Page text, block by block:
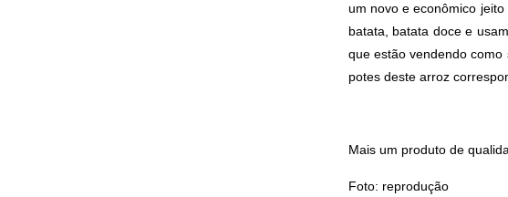
um novo e econômico
batata, batata doce e
que estão vendendo
potes deste arroz
Mais um produto de
Foto: reprodução